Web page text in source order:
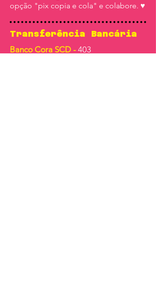
opção "pix copia e cola" e colabore. ♥
Transferência Bancária
Banco Cora SCD - 403